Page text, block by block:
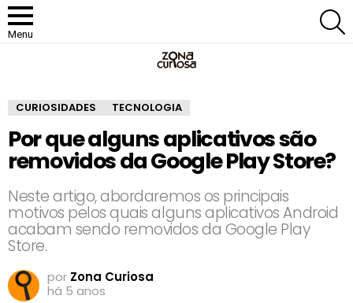
Menu
CURIOSIDADES TECNOLOGIA
Por que alguns aplicativos são
removidos da Google Play Store?
Neste artigo, abordaremos os principais
motivos pelos quais alguns aplicativos Android
acabam sendo removidos da Google Play
Store.
por Zona Curiosa
há 5 anos